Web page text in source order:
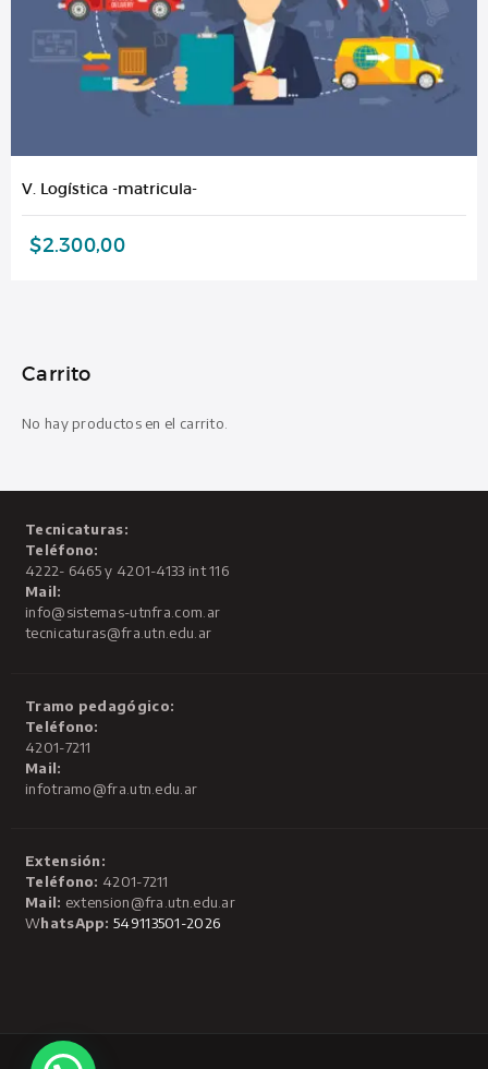
V. Logística -matricula-
$2.300,00
Carrito
No hay productos en el carrito.
Tecnicaturas:
Teléfono:
4222- 6465 y 4201-4133 int 116
Mail:
info@sistemas-utnfra.com.ar
tecnicaturas@fra.utn.edu.ar
Tramo pedagógico:
Teléfono:
4201-7211
Mail:
infotramo@fra.utn.edu.ar
Extensión:
Teléfono: 4201-7211
Mail: extension@fra.utn.edu.ar
WhatsApp: 549113501-2026